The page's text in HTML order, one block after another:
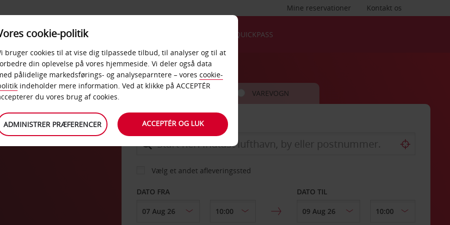
Kontakt os
Mine reservationer
PRODUKTER &
KONTORER
QUICKPASS
BIL VAREVOGN
AFHENT FRA
Vælg et andet afleveringssted
DATO FRA DATO TIL
cookie-politik
bruger cookies til at vise dig tilpassede tilbud, til analyser og til at
din oplevelse på vores hjemmeside. Vi deler også data
pålidelige markedsførings- og analyseparntere – vores cookie-
indeholder mere information. Ved at klikke på ACCEPTÉR
du vores brug af cookies.
ADMINISTRER PRÆFERENCER ACCEPTÉR OG LUK